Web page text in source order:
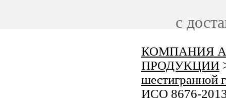
КОМПАНИЯ
ПРОДУКЦИИ
шестигранной
ИСО 8676-
с